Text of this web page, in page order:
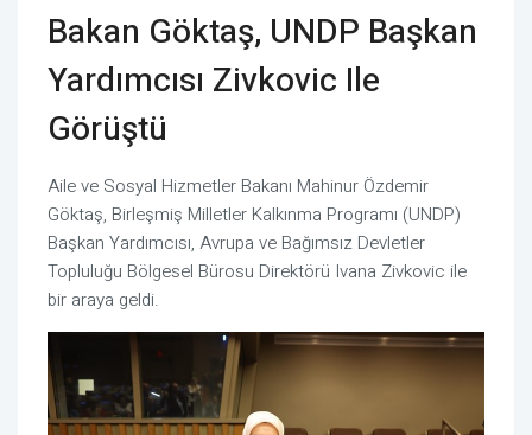
Bakan Göktaş, UNDP Başkan
Yardımcısı Zivkovic Ile
Görüştü
Aile ve Sosyal Hizmetler Bakanı Mahinur Özdemir
Göktaş, Birleşmiş Milletler Kalkınma Programı (UNDP)
Başkan Yardımcısı, Avrupa ve Bağımsız Devletler
Topluluğu Bölgesel Bürosu Direktörü Ivana Zivkovic ile
bir araya geldi.